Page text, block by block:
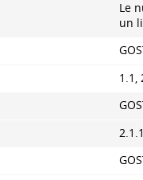
Le
un
1.1,